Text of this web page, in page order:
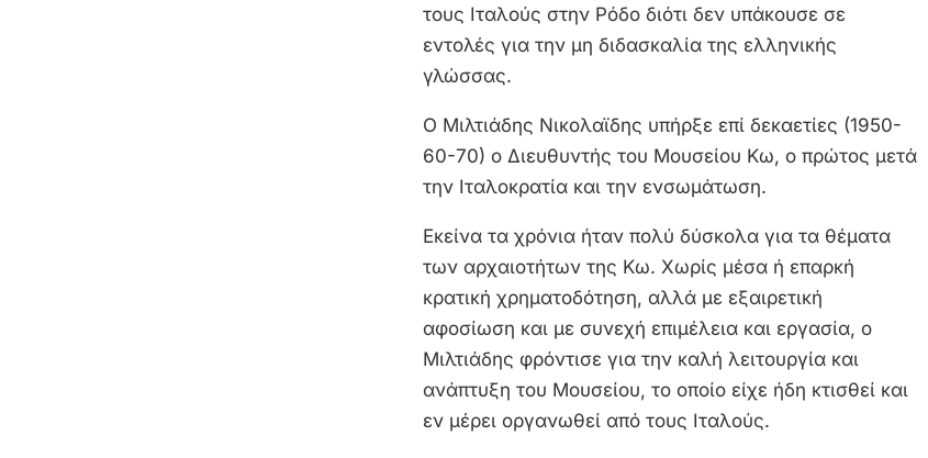
τους Ιταλούς στην Ρόδο διότι δεν υπάκουσε σε
εντολές για την μη διδασκαλία της ελληνικής
γλώσσας.
Ο Μιλτιάδης Νικολαϊδης υπήρξε επί δεκαετίες (1950-
60-70) ο Διευθυντής του Μουσείου Κω, ο πρώτος μετά
την Ιταλοκρατία και την ενσωμάτωση.
Εκείνα τα χρόνια ήταν πολύ δύσκολα για τα θέματα
των αρχαιοτήτων της Κω. Χωρίς μέσα ή επαρκή
κρατική χρηματοδότηση, αλλά με εξαιρετική
αφοσίωση και με συνεχή επιμέλεια και εργασία, ο
Μιλτιάδης φρόντισε για την καλή λειτουργία και
ανάπτυξη του Μουσείου, το οποίο είχε ήδη κτισθεί και
εν μέρει οργανωθεί από τους Ιταλούς.